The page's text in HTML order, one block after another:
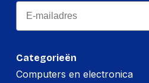
Breedte:
205
Categorieën
Computers en electronica
Email